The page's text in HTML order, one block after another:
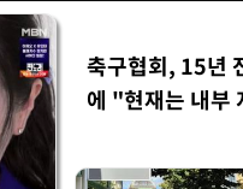
축구협회, 15년
에 "현재는 내부